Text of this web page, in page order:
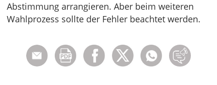
Abstimmung arrangieren. Aber beim weiteren
Wahlprozess sollte der Fehler beachtet werden.